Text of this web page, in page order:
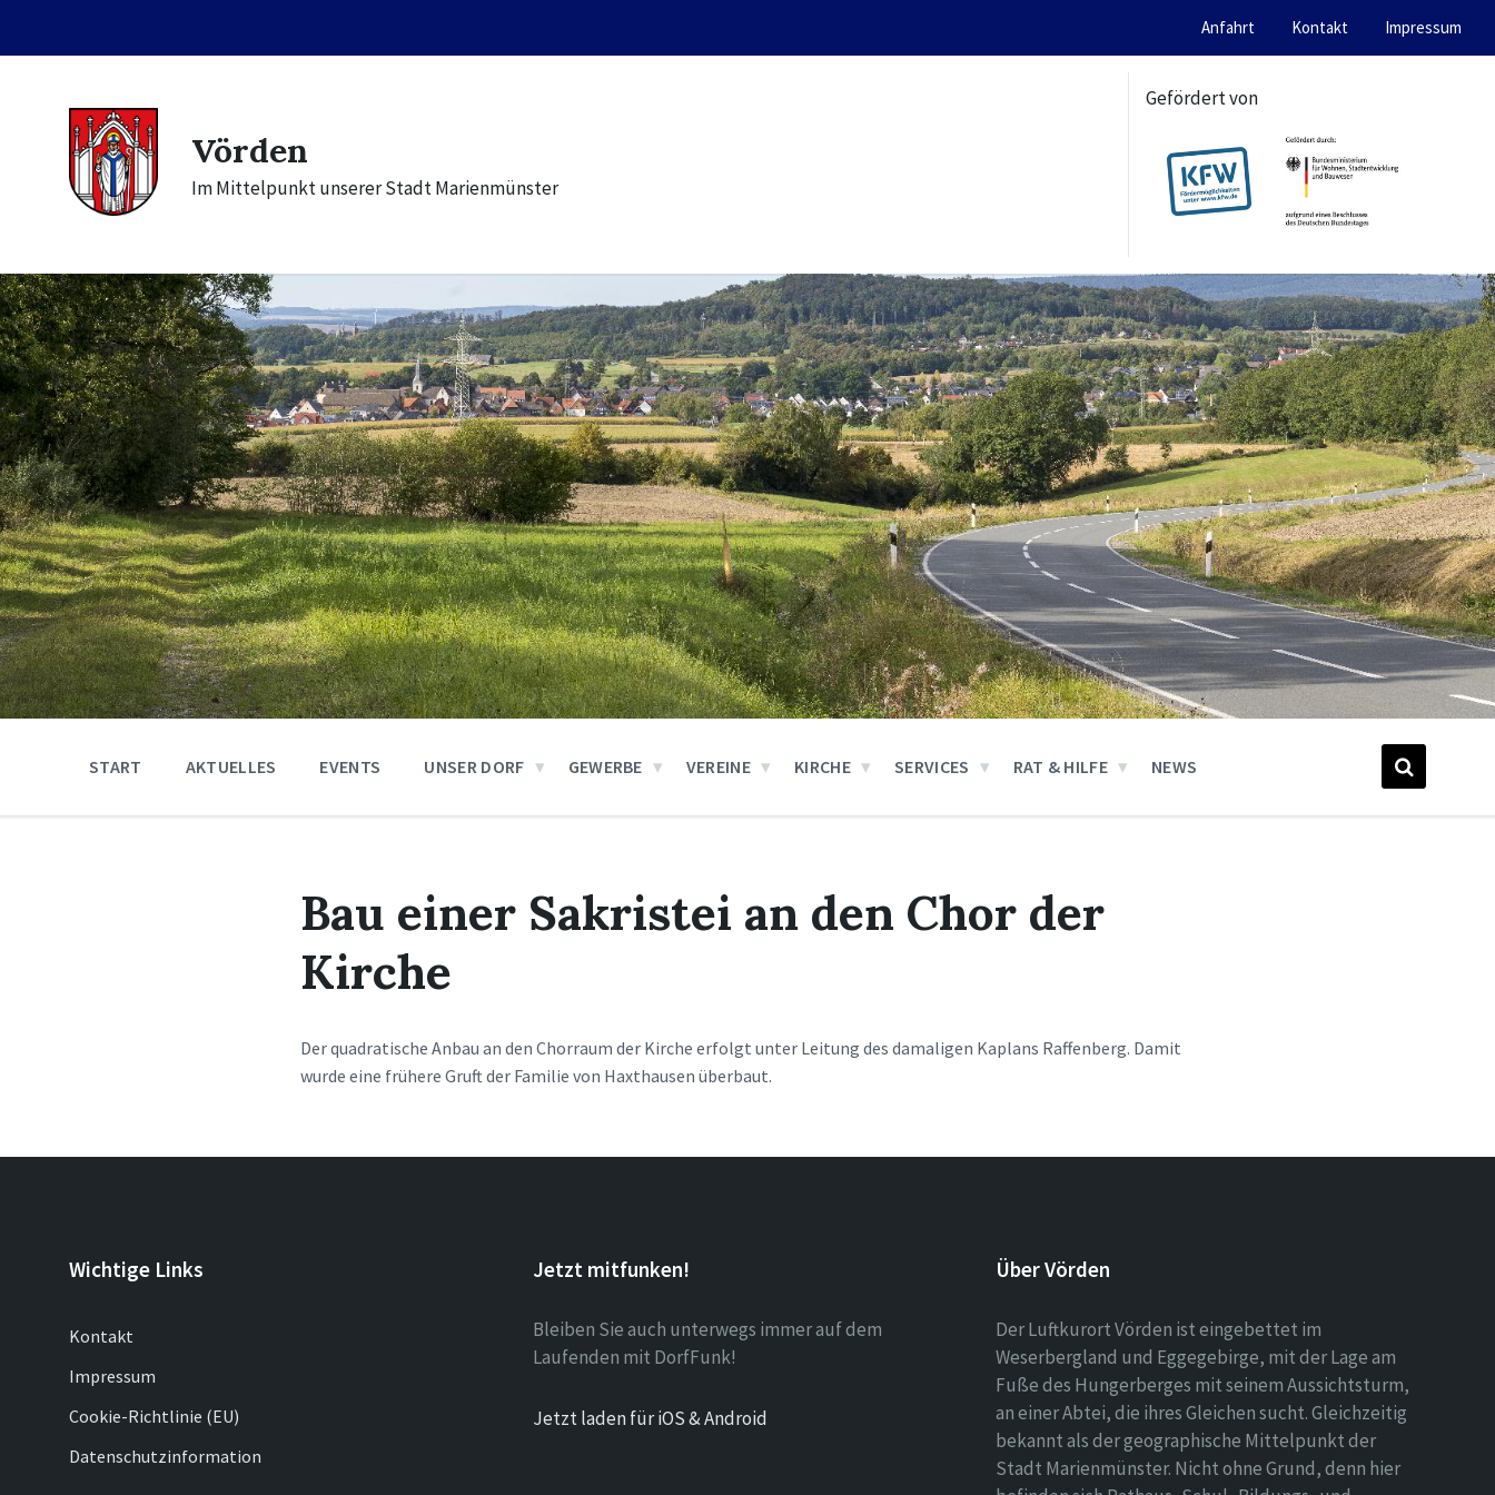
content
main
footer
Anfahrt Kontakt Impressum
Vörden
Im Mittelpunkt unserer Stadt Marienmünster
Gefördert von
START AKTUELLES EVENTS UNSER DORF GEWERBE VEREINE KIRCHE SERVICES RAT & HILFE NEWS
Bau einer Sakristei an den Chor der
Kirche
Der quadratische Anbau an den Chorraum der Kirche erfolgt unter Leitung des damaligen Kaplans Raffenberg. Damit
wurde eine frühere Gruft der Familie von Haxthausen überbaut.
Wichtige Links
Kontakt
Impressum
Cookie-Richtlinie (EU)
Datenschutzinformation
Jetzt mitfunken!
Bleiben Sie auch unterwegs immer auf dem
Laufenden mit DorfFunk!
Jetzt laden für iOS & Android
Über Vörden
Der Luftkurort Vörden ist eingebettet im
Weserbergland und Eggegebirge, mit der Lage am
Fuße des Hungerberges mit seinem Aussichtsturm,
an einer Abtei, die ihres Gleichen sucht. Gleichzeitig
bekannt als der geographische Mittelpunkt der
Stadt Marienmünster. Nicht ohne Grund, denn hier